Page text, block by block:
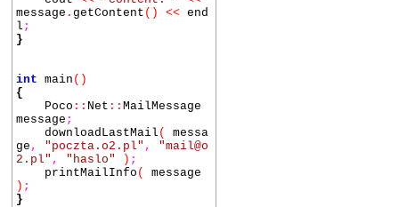
message . getContent () << end
l ;
}
int main ()
{
Poco :: Net :: MailMessage
message ;
downloadLastMail (
messa
ge , "poczta.o2.pl" ,
"mail@o
2.pl" , "haslo" ) ;
printMailInfo (
message
) ;
}